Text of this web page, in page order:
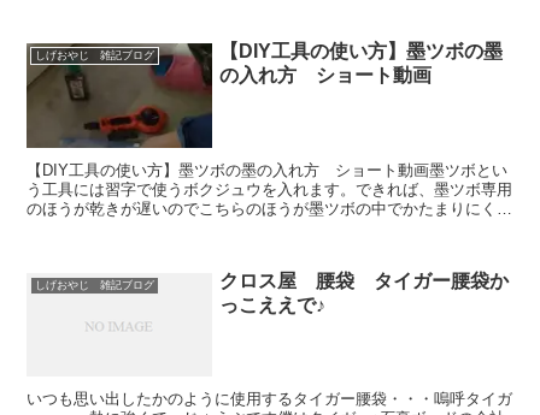
しげおやじ 雑記ブログ
【DIY工具の使い方】墨ツボの墨
の入れ方 ショート動画
【DIY工具の使い方】墨ツボの墨の入れ方 ショート動画墨ツボとい
う工具には習字で使うボクジュウを入れます。できれば、墨ツボ専用
のほうが乾きが遅いのでこちらのほうが墨ツボの中でかたまりにくい
しげおやじ 雑記ブログ
クロス屋 腰袋 タイガー腰袋か
っこええで♪
いつも思い出したかのように使用するタイガー腰袋・・・嗚呼タイガ